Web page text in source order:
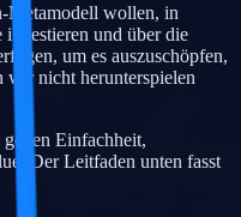
Metamodell wollen, in
und über die
um es auszuschöpfen,
wir nicht herunterspielen
Einfachheit,
Der Leitfaden unten fasst